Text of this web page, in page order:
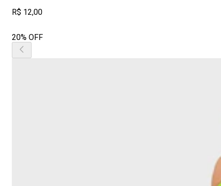
R$ 12,00
20% OFF